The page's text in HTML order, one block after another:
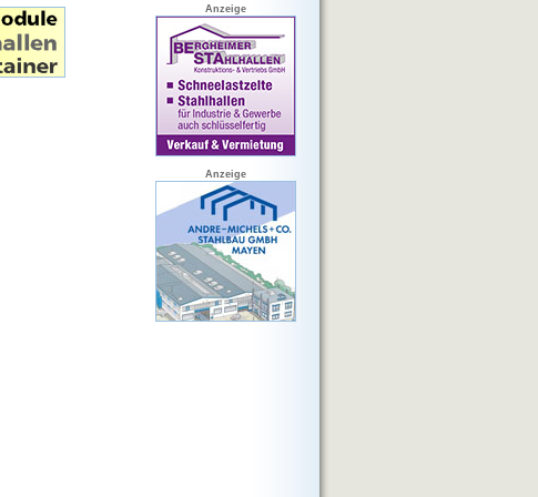
Anzeige
Anzeige